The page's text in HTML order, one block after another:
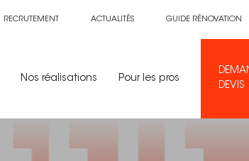
RECRUTEMENT ACTUALITÉS GUIDE RÉNOVATION
Nos réalisations Pour les pros
DEVIS